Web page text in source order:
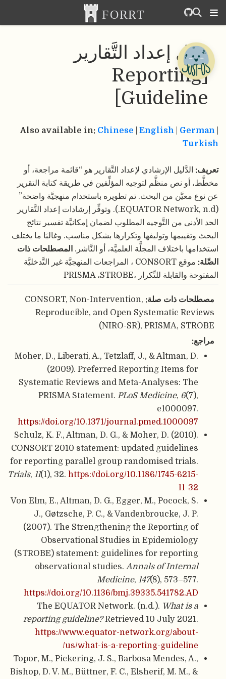
دليل إعداد التَّقارير
[Reporting
Guideline]
Also available in: Chinese English German
Turkish
تعريف: الدَّليل الإرشادي لإعداد التَّقارير هو “قائمة مراجعة، أو
مخطَّط، أو نص منظَّم لتوجيه المؤلِّفين في طريقة كتابة التقرير
عن نوع معيَّن من البحث. تم تطويره باستخدام منهجيَّة واضحة”
(EQUATOR Network, n.d.). وتوفِّر إرشادات إعداد التَّقارير
الحد الأدنى من التَّوجيه المطلوب لضمان إمكانيَّة تفسير نتائج
البحث وتقييمها وتوليفها وتكرارها بشكل مناسب. وغالبَا ما يختلف
استخدامها باختلاف المجلَّة العلميَّة، أو النَّاشر. المصطلحات ذات
الصِّلة:
موقع CONSORT ، المراجعات المنهجيَّة غير التَّدخليَّة
المفتوحة والقابلة للتِّكرار ،PRISMA ،STROBE
مصطلحات ذات صلة: CONSORT, Non-Intervention,
Reproducible, and Open Systematic Reviews
(NIRO-SR), PRISMA, STROBE
مراجع:
Moher, D., Liberati, A., Tetzlaff, J., & Altman, D.
(2009). Preferred Reporting Items for
Systematic Reviews and Meta-Analyses: The
PRISMA Statement. PLoS Medicine, 6(7),
e1000097.
https://doi.org/10.1371/journal.pmed.1000097
Schulz, K. F., Altman, D. G., & Moher, D. (2010).
CONSORT 2010 statement: updated guidelines
for reporting parallel group randomised trials.
Trials, 11(1), 32. https://doi.org/10.1186/1745-6215-
11-32
Von Elm, E., Altman, D. G., Egger, M., Pocock, S.
J., Gøtzsche, P. C., & Vandenbroucke, J. P.
(2007). The Strengthening the Reporting of
Observational Studies in Epidemiology
(STROBE) statement: guidelines for reporting
observational studies. Annals of Internal
Medicine, 147(8), 573–577.
https://doi.org/10.1136/bmj.39335.541782.AD
The EQUATOR Network. (n.d.). What is a
reporting guideline?Retrieved 10 July 2021.
https://www.equator-network.org/about-
us/what-is-a-reporting-guideline/
Topor, M., Pickering, J. S., Barbosa Mendes, A.,
Bishop, D. V. M., Büttner, F. C., Elsherif, M. M., &